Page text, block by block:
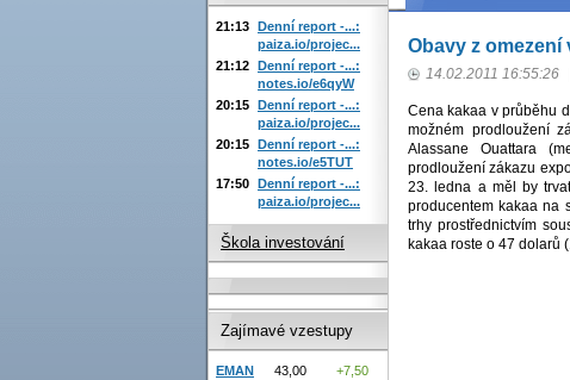
Obavy z
14.02.2011 16:55:26
Cena kakaa v průběhu
možném prodloužení
Alassane Ouattara
prodloužení zákazu
23. ledna a měl by
producentem kakaa na
trhy prostřednictvím
kakaa roste o 47 dolarů
21:13 Denní report -...:
paiza.io/projec...
21:12 Denní report -...:
notes.io/e6qyW
20:15 Denní report -...:
paiza.io/projec...
20:15 Denní report -...:
notes.io/e5TUT
17:50 Denní report -...:
paiza.io/projec...
Škola investování
Zajímavé vzestupy
EMAN 43,00
+7,50